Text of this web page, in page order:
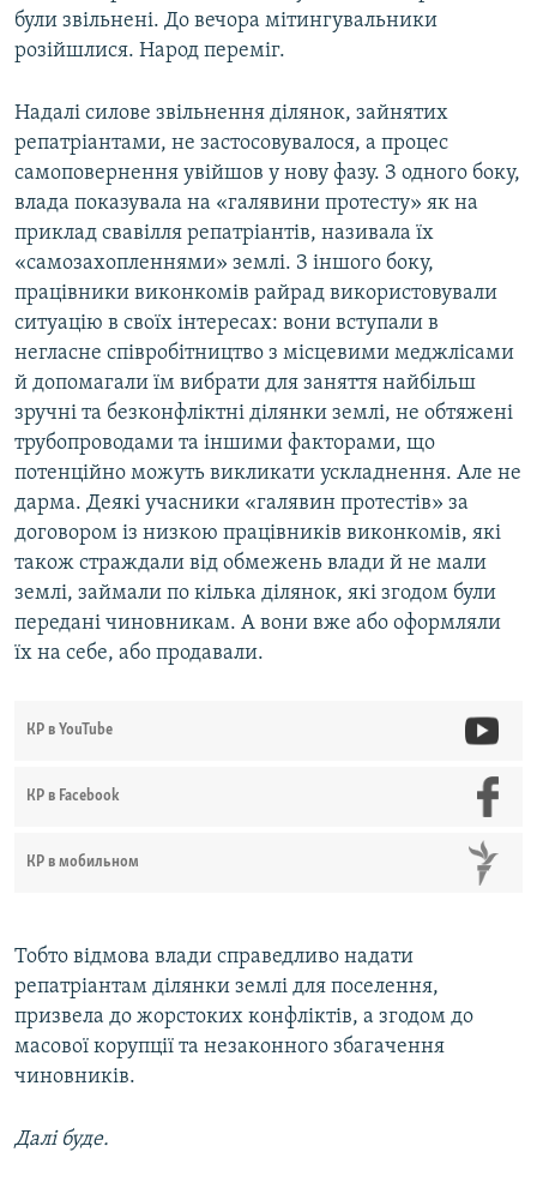
були звільнені. До вечора мітингувальники
розійшлися. Народ переміг.
Надалі силове звільнення ділянок, зайнятих
репатріантами, не застосовувалося, а процес
самоповернення увійшов у нову фазу. З одного боку,
влада показувала на «галявини протесту» як на
приклад свавілля репатріантів, називала їх
«самозахопленнями» землі. З іншого боку,
працівники виконкомів райрад використовували
ситуацію в своїх інтересах: вони вступали в
негласне співробітництво з місцевими меджлісами
й допомагали їм вибрати для заняття найбільш
зручні та безконфліктні ділянки землі, не обтяжені
трубопроводами та іншими факторами, що
потенційно можуть викликати ускладнення. Але не
дарма. Деякі учасники «галявин протестів» за
договором із низкою працівників виконкомів, які
також страждали від обмежень влади й не мали
землі, займали по кілька ділянок, які згодом були
передані чиновникам. А вони вже або оформляли
їх на себе, або продавали.
КР в YouTube
КР в Facebook
КР в мобильном
Тобто відмова влади справедливо надати
репатріантам ділянки землі для поселення,
призвела до жорстоких конфліктів, а згодом до
масової корупції та незаконного збагачення
чиновників.
Далі буде.